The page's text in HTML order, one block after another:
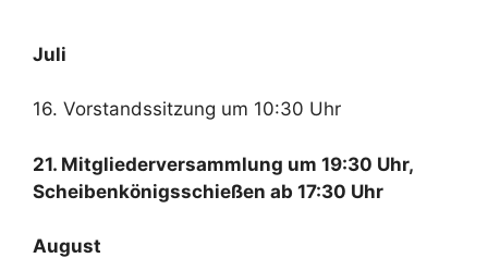
Juli
16. Vorstandssitzung um 10:30 Uhr
21. Mitgliederversammlung um 19:30 Uhr,
Scheibenkönigsschießen ab 17:30 Uhr
August